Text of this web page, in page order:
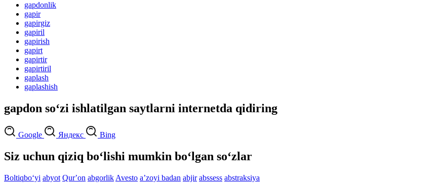
gapdonlik
gapir
gapirgiz
gapiril
gapirish
gapirt
gapirtir
gapirtiril
gaplash
gaplashish
gapdon so‘zi ishlatilgan saytlarni internetda qidiring
Google Яндекс Bing
Siz uchun qiziq bo‘lishi mumkin bo‘lgan so‘zlar
Boltiqbo‘yi abyot Qurʼon abgorlik Avesto aʼzoyi badan abjir abssess abstraksiya